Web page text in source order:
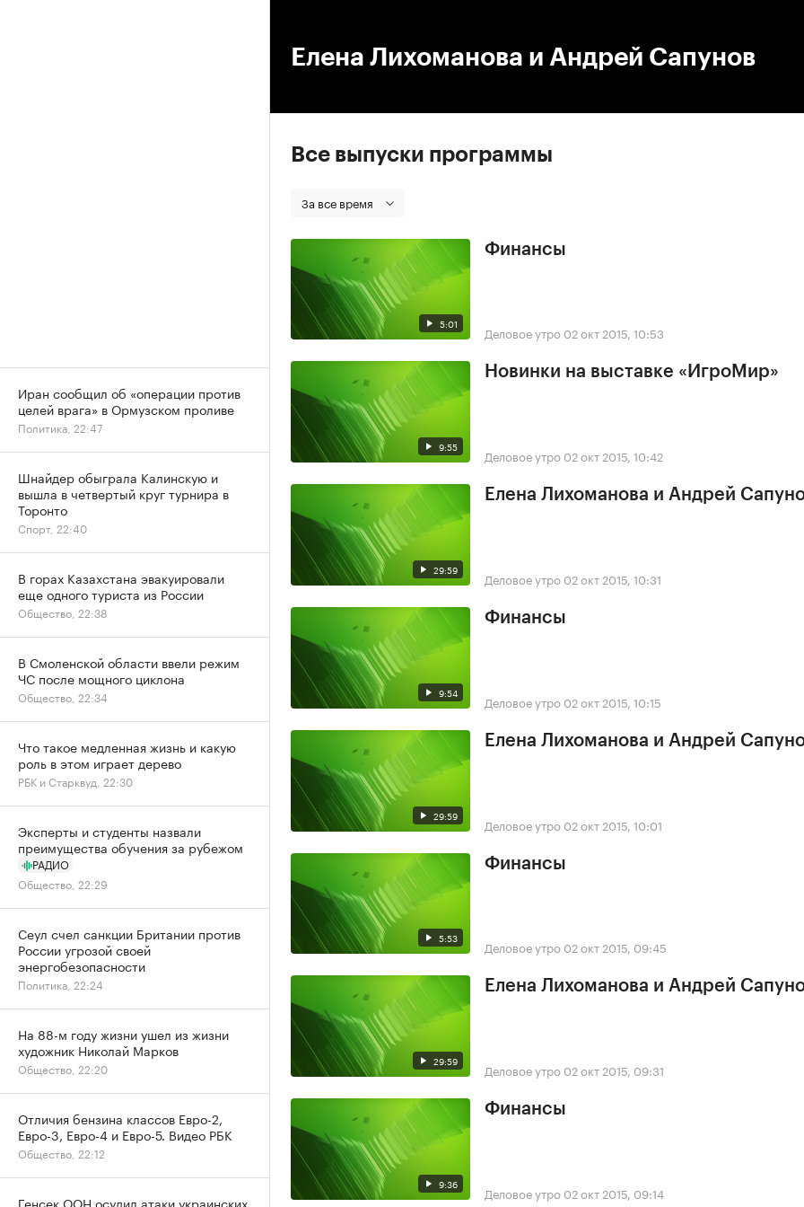
Елена Лихоманова и Андрей Сапунов
Все выпуски программы
За все время
5:01
Финансы
Деловое утро 02 окт 2015, 10:53
9:55
Новинки на выставке «ИгроМир»
Деловое утро 02 окт 2015, 10:42
29:59
Елена Лихоманова и Андрей
Деловое утро 02 окт 2015, 10:31
9:54
Финансы
Деловое утро 02 окт 2015, 10:15
29:59
Елена Лихоманова и Андрей
Деловое утро 02 окт 2015, 10:01
5:53
Финансы
Деловое утро 02 окт 2015, 09:45
29:59
Елена Лихоманова и Андрей
Деловое утро 02 окт 2015, 09:31
9:36
Финансы
Деловое утро 02 окт 2015, 09:14
Иран сообщил об «операции против
целей врага» в Ормузском проливе
Политика, 22:47
Шнайдер обыграла Калинскую и
вышла в четвертый круг турнира в
Торонто
Спорт, 22:40
В горах Казахстана эвакуировали
еще одного туриста из России
Общество, 22:38
В Смоленской области ввели режим
ЧС после мощного циклона
Общество, 22:34
Что такое медленная жизнь и какую
роль в этом играет дерево
РБК и Старквуд, 22:30
Эксперты и студенты назвали
преимущества обучения за рубежом
РАДИО
Общество, 22:29
Сеул счел санкции Британии против
России угрозой своей
энергобезопасности
Политика, 22:24
На 88-м году жизни ушел из жизни
художник Николай Марков
Общество, 22:20
Отличия бензина классов Евро-2,
Евро-3, Евро-4 и Евро-5. Видео РБК
Общество, 22:12
Генсек ООН осудил атаки украинских